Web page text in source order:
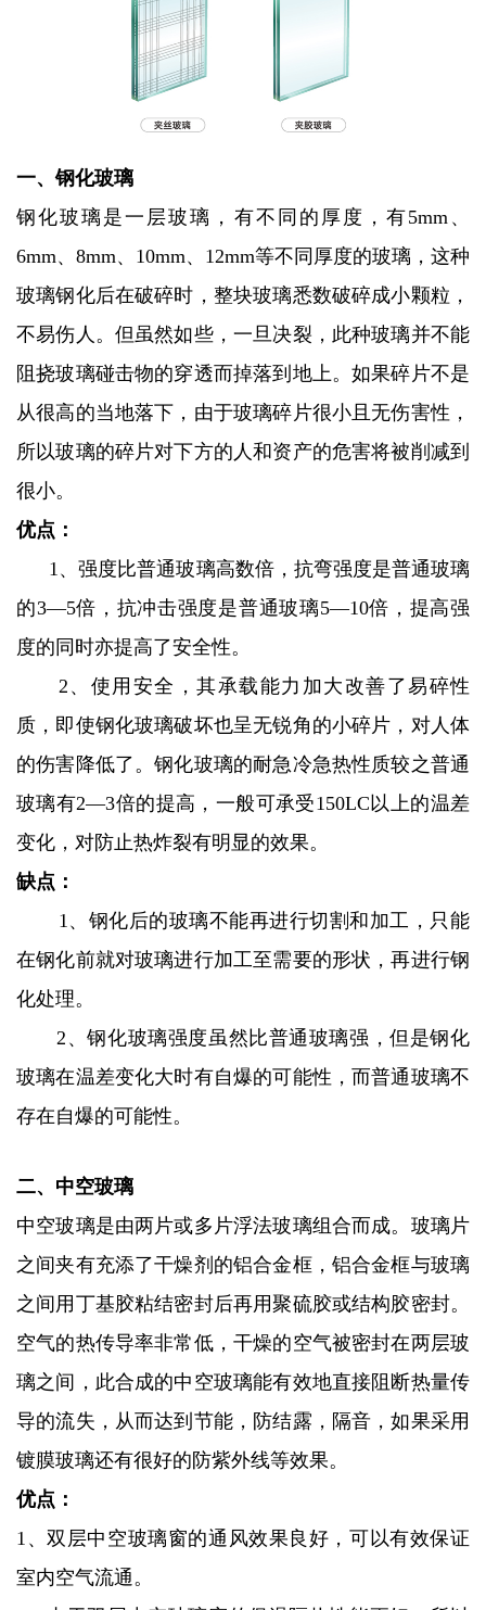
一、钢化玻璃
钢化玻璃是一层玻璃，有不同的厚度，有5mm、
6mm、8mm、10mm、12mm等不同厚度的玻璃，这种
玻璃钢化后在破碎时，整块玻璃悉数破碎成小颗粒，
不易伤人。但虽然如些，一旦决裂，此种玻璃并不能
阻挠玻璃碰击物的穿透而掉落到地上。如果碎片不是
从很高的当地落下，由于玻璃碎片很小且无伤害性，
所以玻璃的碎片对下方的人和资产的危害将被削减到
很小。
优点：
1、强度比普通玻璃高数倍，抗弯强度是普通玻璃
的3—5倍，抗冲击强度是普通玻璃5—10倍，提高强
度的同时亦提高了安全性。
2、使用安全，其承载能力加大改善了易碎性
质，即使钢化玻璃破坏也呈无锐角的小碎片，对人体
的伤害降低了。钢化玻璃的耐急冷急热性质较之普通
玻璃有2—3倍的提高，一般可承受150LC以上的温差
变化，对防止热炸裂有明显的效果。
缺点：
1、钢化后的玻璃不能再进行切割和加工，只能
在钢化前就对玻璃进行加工至需要的形状，再进行钢
化处理。
2、钢化玻璃强度虽然比普通玻璃强，但是钢化
玻璃在温差变化大时有自爆的可能性，而普通玻璃不
存在自爆的可能性。
二、中空玻璃
中空玻璃是由两片或多片浮法玻璃组合而成。玻璃片
之间夹有充添了干燥剂的铝合金框，铝合金框与玻璃
之间用丁基胶粘结密封后再用聚硫胶或结构胶密封。
空气的热传导率非常低，干燥的空气被密封在两层玻
璃之间，此合成的中空玻璃能有效地直接阻断热量传
导的流失，从而达到节能，防结露，隔音，如果采用
镀膜玻璃还有很好的防紫外线等效果。
优点：
1、双层中空玻璃窗的通风效果良好，可以有效保证
室内空气流通。